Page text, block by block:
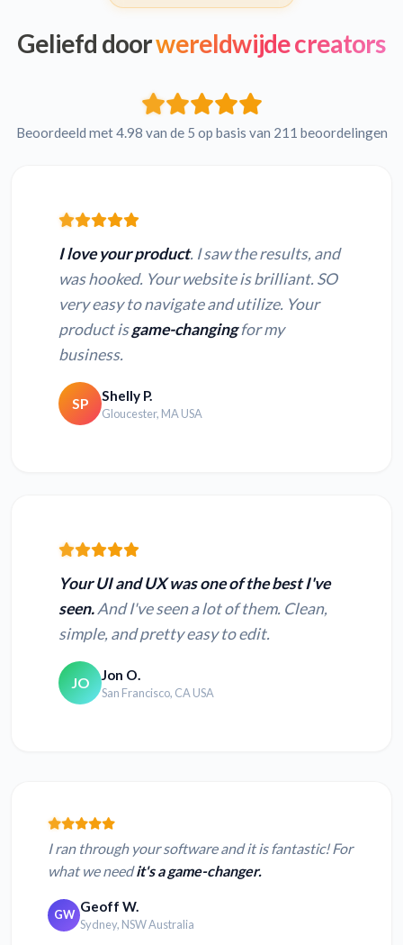
Geliefd doorwereldwijde creators
Beoordeeld met 4.98 van de 5 op basis van 211 beoordelingen
I love your product. I saw the results, and
was hooked. Your website is brilliant. SO
very easy to navigate and utilize. Your
product isgame-changingfor my
business.
SP Shelly P.
Gloucester, MA USA
Your UI and UX was one of the best I've
seen.And I've seen a lot of them. Clean,
simple, and pretty easy to edit.
JO Jon O.
San Francisco, CA USA
I ran through your software and it is fantastic! For
what we needit's a game-changer.
GW Geoff W.
Sydney, NSW Australia